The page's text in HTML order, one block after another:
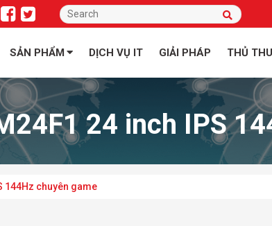
SẢN PHẨM DỊCH VỤ IT GIẢI PHÁP THỦ
24 inch IPS
144Hz chuyên game